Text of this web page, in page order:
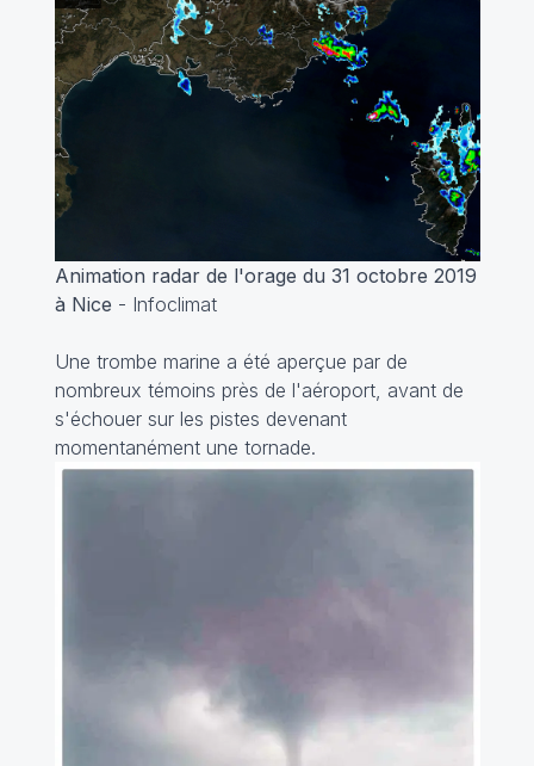
Animation radar de l'orage du 31 octobre 2019
à Nice - Infoclimat
Une trombe marine a été aperçue par de
nombreux témoins près de l'aéroport, avant de
s'échouer sur les pistes devenant
momentanément une tornade.